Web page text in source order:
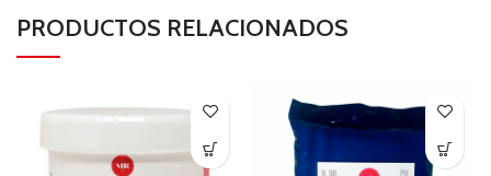
PRODUCTOS RELACIONADOS